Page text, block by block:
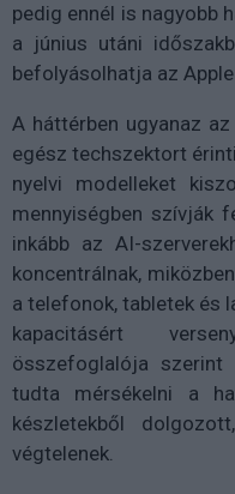
pedig ennél is nagyobb
a június utáni
befolyásolhatja az
A háttérben ugyanaz
egész techszektort
nyelvi modelleket
mennyiségben szívják
inkább az AI-
koncentrálnak,
a telefonok, tabletek és
kapacitásért
összefoglalója
tudta mérsékelni a
készletekből
végtelenek.